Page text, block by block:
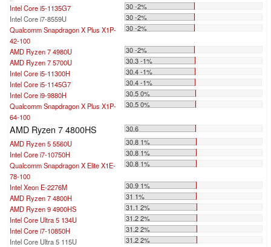
Intel Core i5-1135G7
30 -2%
Intel Core i7-8559U
30 -2%
Qualcomm Snapdragon X Plus X1P-
42-100
30 -2%
AMD Ryzen 7 4980U
30 -2%
AMD Ryzen 7 5700U
30.3 -1%
Intel Core i5-11300H
30.4 -1%
Intel Core i5-1145G7
30.4 -1%
Intel Core i9-9880H
30.5 0%
Qualcomm Snapdragon X Plus X1P-
64-100
30.5 0%
AMD Ryzen 7 4800HS
30.6
AMD Ryzen 5 5560U
30.8 1%
Intel Core i7-10750H
30.8 1%
Qualcomm Snapdragon X Elite X1E-
78-100
30.8 1%
Intel Xeon E-2276M
30.9 1%
AMD Ryzen 7 4800H
31 1%
AMD Ryzen 9 4900HS
31.1 2%
Intel Core Ultra 5 134U
31.2 2%
Intel Core i7-10850H
31.2 2%
Intel Core Ultra 5 115U
31.2 2%